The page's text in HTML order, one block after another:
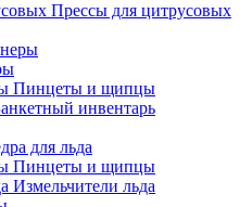
Прессы для цитрусовых
Пинцеты и щипцы
инвентарь
для льда
Пинцеты и щипцы
Измельчители льда